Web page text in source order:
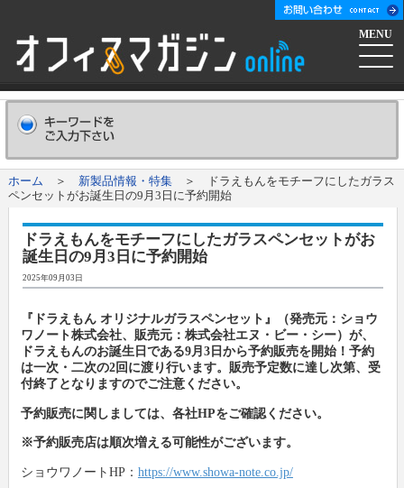
MENU
ホーム
会社概要Company
新聞購読申し込み Subscribe
オフマガニュース
新製品情報
業界情報リンク集
卸
会社概要
ホーム ＞ 新製品情報・特集＞ ドラえもんをモチーフにしたガラス
ペンセットがお誕生日の9月3日に予約開始
ドラえもんをモチーフにしたガラスペンセットがお
誕生日の9月3日に予約開始
2025年09月03日
『ドラえもん オリジナルガラスペンセット』（発売元：ショウ
ワノート株式会社、販売元：株式会社エヌ・ビー・シー）が、
ドラえもんのお誕生日である9月3日から予約販売を開始！予約
は一次・二次の2回に渡り行います。販売予定数に達し次第、受
付終了となりますのでご注意ください。
予約販売に関しましては、各社HPをご確認ください。
※予約販売店は順次増える可能性がございます。
ショウワノートHP： https://www.showa-note.co.jp/